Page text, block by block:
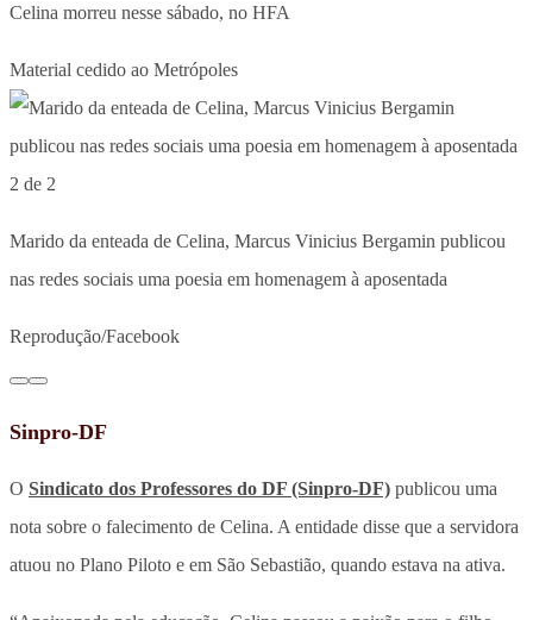
Celina morreu nesse sábado, no HFA
Material cedido ao Metrópoles
2 de 2
Marido da enteada de Celina, Marcus Vinicius Bergamin publicou
nas redes sociais uma poesia em homenagem à aposentada
Reprodução/Facebook
Sinpro-DF
O Sindicato dos Professores do DF (Sinpro-DF) publicou uma
nota sobre o falecimento de Celina. A entidade disse que a servidora
atuou no Plano Piloto e em São Sebastião, quando estava na ativa.